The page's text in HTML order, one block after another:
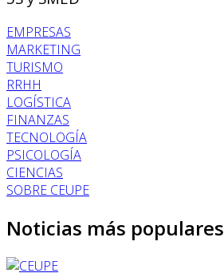
EMPRESAS
MARKETING
TURISMO
RRHH
LOGÍSTICA
FINANZAS
TECNOLOGÍA
PSICOLOGÍA
CIENCIAS
SOBRE CEUPE
Noticias más populares